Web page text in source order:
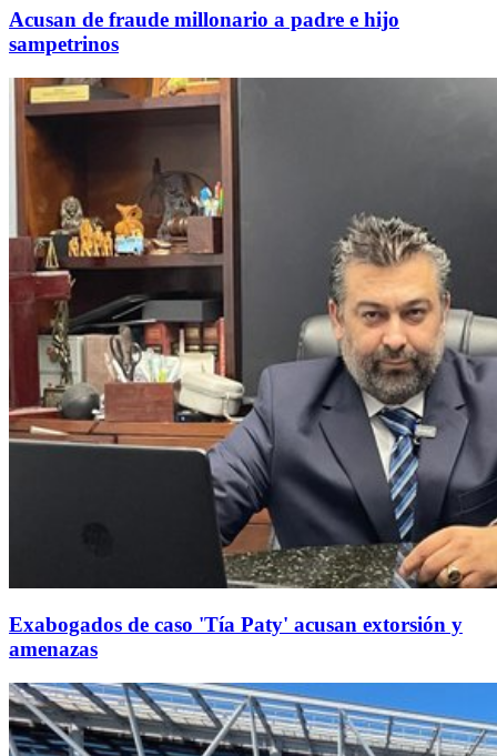
Acusan de fraude millonario a padre e hijo
sampetrinos
Exabogados de caso 'Tía Paty' acusan extorsión y
amenazas